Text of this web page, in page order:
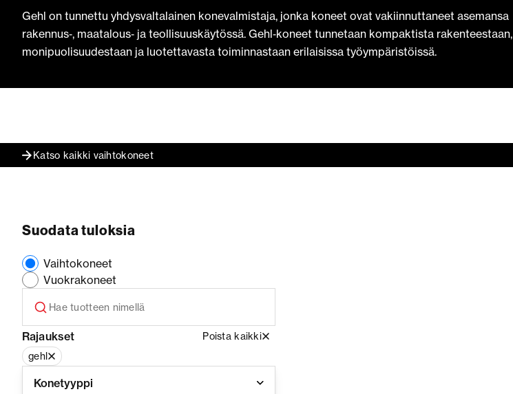
Gehl on tunnettu yhdysvaltalainen konevalmistaja, jonka koneet ovat vakiinnuttaneet asemansa
rakennus‑, maatalous‑ ja teollisuuskäytössä. Gehl‑koneet tunnetaan kompaktista rakenteestaan,
monipuolisuudestaan ja luotettavasta toiminnastaan erilaisissa työympäristöissä.
Katso kaikki vaihtokoneet
Suodata tuloksia
Vaihtokoneet
Vuokrakoneet
Rajaukset
Poista kaikki
gehl
Konetyyppi